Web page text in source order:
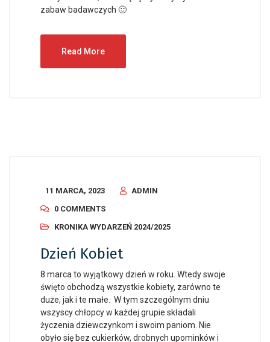
zabaw badawczych 🙂
Read More
11 MARCA, 2023
ADMIN
0 COMMENTS
KRONIKA WYDARZEŃ 2024/2025
Dzień Kobiet
8 marca to wyjątkowy dzień w roku. Wtedy swoje
święto obchodzą wszystkie kobiety, zarówno te
duże, jak i te małe. W tym szczególnym dniu
wszyscy chłopcy w każdej grupie składali
życzenia dziewczynkom i swoim paniom. Nie
obyło się bez cukierków, drobnych upominków i